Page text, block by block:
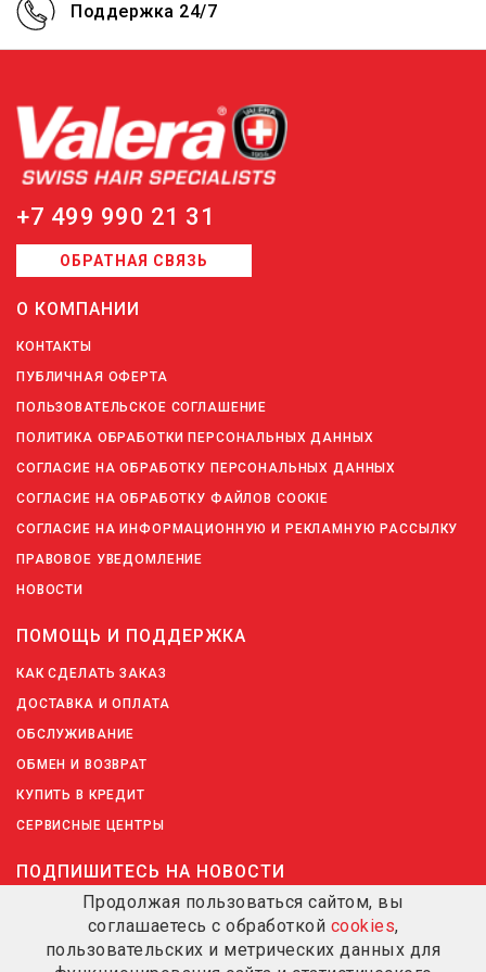
Поддержка 24/7
+7 499 990 21 31
ОБРАТНАЯ СВЯЗЬ
О КОМПАНИИ
КОНТАКТЫ
ПУБЛИЧНАЯ ОФЕРТА
ПОЛЬЗОВАТЕЛЬСКОЕ СОГЛАШЕНИЕ
ПОЛИТИКА ОБРАБОТКИ ПЕРСОНАЛЬНЫХ ДАННЫХ
СОГЛАСИЕ НА ОБРАБОТКУ ПЕРСОНАЛЬНЫХ ДАННЫХ
СОГЛАСИЕ НА ОБРАБОТКУ ФАЙЛОВ COOKIE
СОГЛАСИЕ НА ИНФОРМАЦИОННУЮ И РЕКЛАМНУЮ РАССЫЛКУ
ПРАВОВОЕ УВЕДОМЛЕНИЕ
НОВОСТИ
ПОМОЩЬ И ПОДДЕРЖКА
КАК СДЕЛАТЬ ЗАКАЗ
ДОСТАВКА И ОПЛАТА
ОБСЛУЖИВАНИЕ
ОБМЕН И ВОЗВРАТ
КУПИТЬ В КРЕДИТ
СЕРВИСНЫЕ ЦЕНТРЫ
ПОДПИШИТЕСЬ НА НОВОСТИ
ПОДПИШИТЕСЬ НА НОВОСТИ
Продолжая пользоваться сайтом, вы
соглашаетесь с обработкой cookies,
пользовательских и метрических данных для